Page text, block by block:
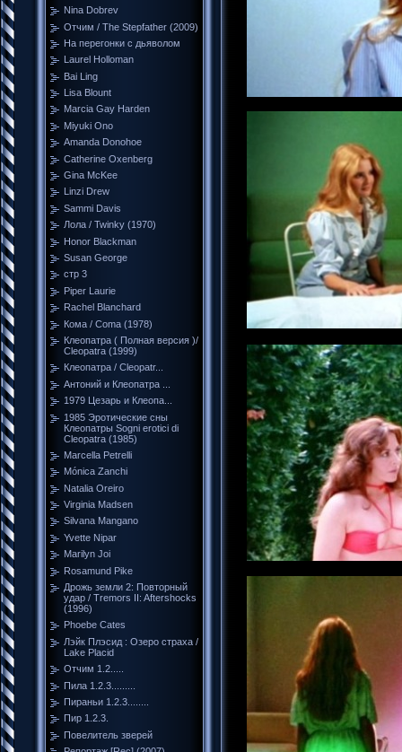
Nina Dobrev
Отчим / The Stepfather (2009)
На перегонки с дьяволом
Laurel Holloman
Bai Ling
Lisa Blount
Marcia Gay Harden
Miyuki Ono
Amanda Donohoe
Catherine Oxenberg
Gina McKee
Linzi Drew
Sammi Davis
Лола / Twinky (1970)
Honor Blackman
Susan George
стр 3
Piper Laurie
Rachel Blanchard
Кома / Coma (1978)
Клеопатра ( Полная версия )/
Cleopatra (1999)
Клеопатра / Cleopatr...
Антоний и Клеопатра ...
1979 Цезарь и Клеопа...
1985 Эротические сны
Клеопатры Sogni erotici di
Cleopatra (1985)
Marcella Petrelli
Mónica Zanchi
Natalia Oreiro
Virginia Madsen
Silvana Mangano
Yvette Nipar
Marilyn Joi
Rosamund Pike
Дрожь земли 2: Повторный
удар / Tremors II: Aftershocks
(1996)
Phoebe Cates
Лэйк Плэсид : Озеро страха /
Lake Placid
Отчим 1.2.....
Пила 1.2.3.........
Пираньи 1.2.3........
Пир 1.2.3.
Повелитель зверей